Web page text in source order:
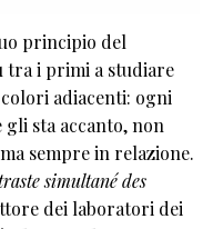
principio del
tra i primi a studiare
adiacenti: ogni
sta accanto, non
sempre in relazione.
simultané des
dei laboratori dei